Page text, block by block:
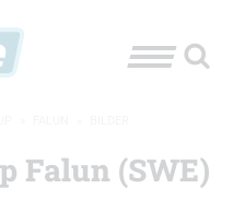
Falun (SWE)